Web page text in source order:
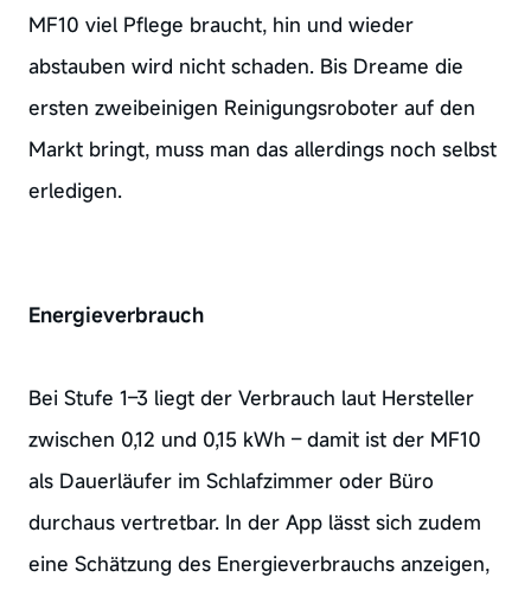
MF10 viel Pflege braucht, hin und wieder
abstauben wird nicht schaden. Bis Dreame die
ersten zweibeinigen Reinigungsroboter auf den
Markt bringt, muss man das allerdings noch selbst
erledigen.
Energieverbrauch
Bei Stufe 1–3 liegt der Verbrauch laut Hersteller
zwischen 0,12 und 0,15 kWh – damit ist der MF10
als Dauerläufer im Schlafzimmer oder Büro
durchaus vertretbar. In der App lässt sich zudem
eine Schätzung des Energieverbrauchs anzeigen,